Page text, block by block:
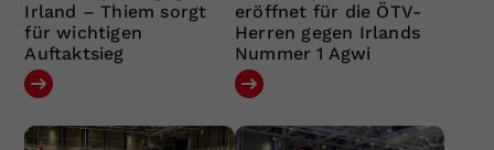
Irland – Thiem sorgt
für wichtigen
Auftaktsieg
eröffnet für die ÖTV-
Herren gegen Irlands
Nummer 1 Agwi